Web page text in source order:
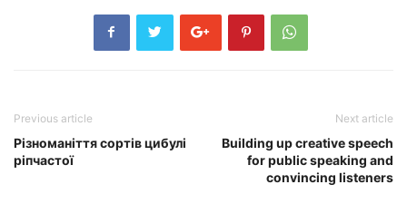
Previous article
Різноманіття сортів цибулі
ріпчастої
Next article
Building up creative speech
for public speaking and
convincing listeners